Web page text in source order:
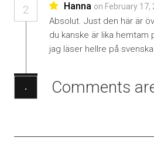
2 Hanna on February 17,
Absolut. Just den här är
du kanske är lika hemtam
jag läser hellre på
· Comments